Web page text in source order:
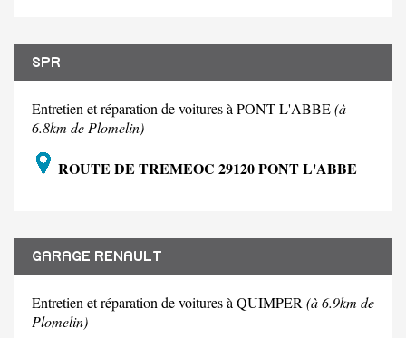
SPR
Entretien et réparation de voitures à PONT L'ABBE(à
6.8km de Plomelin)
ROUTE DE TREMEOC 29120 PONT L'ABBE
GARAGE RENAULT
Entretien et réparation de voitures à QUIMPER(à 6.9km de
Plomelin)